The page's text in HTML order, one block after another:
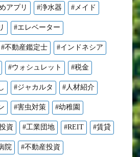
アプリ #浄水器 #メイド
#エレベーター
#不動産鑑定士 #インドネシア
#ウォシュレット #税金
#ジャカルタ #人材紹介
#害虫対策 #幼稚園
資 #工業団地 #REIT #賃貸
院 #不動産投資